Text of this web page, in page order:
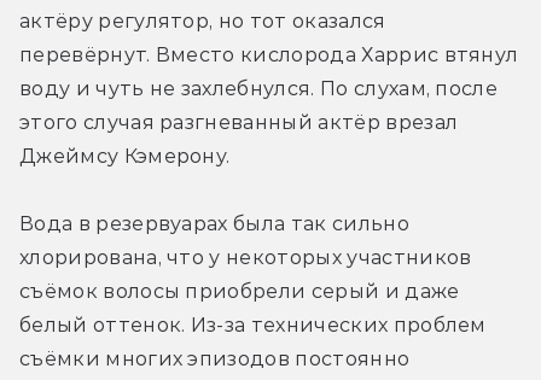
актёру регулятор, но тот оказался
перевёрнут. Вместо кислорода Харрис втянул
воду и чуть не захлебнулся. По слухам, после
этого случая разгневанный актёр врезал
Джеймсу Кэмерону.
Вода в резервуарах была так сильно
хлорирована, что у некоторых участников
съёмок волосы приобрели серый и даже
белый оттенок. Из-за технических проблем
съёмки многих эпизодов постоянно